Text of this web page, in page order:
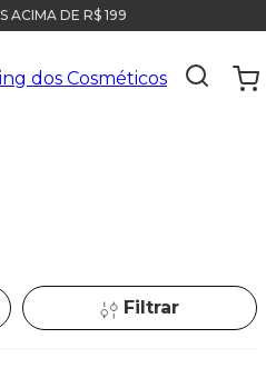
ACIMA DE R$ 199
Filtrar